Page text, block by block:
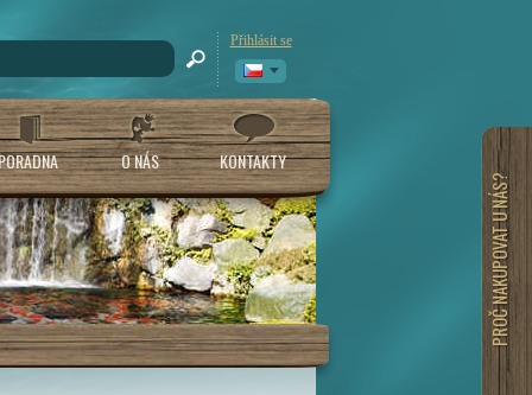
Přihlásit se
O NÁS KONTAKTY
PROČ NAKUPOVAT U NÁS?